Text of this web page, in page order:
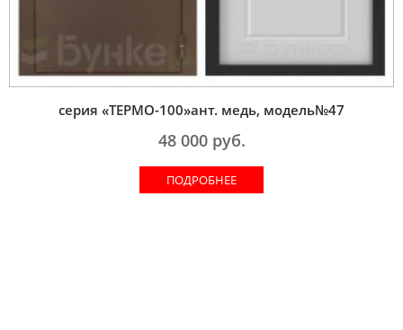
серия «ТЕРМО-100»ант. медь, модель№47
48 000руб.
ПОДРОБНЕЕ